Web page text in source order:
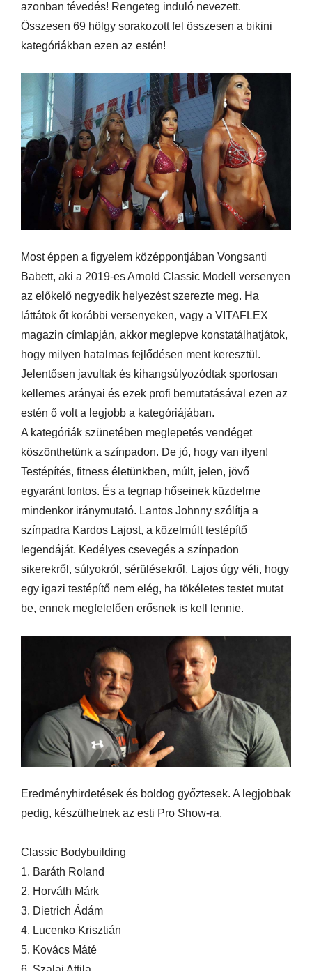
azonban tévedés! Rengeteg induló nevezett.
Összesen 69 hölgy sorakozott fel összesen a bikini
kategóriákban ezen az estén!
Most éppen a figyelem középpontjában Vongsanti
Babett, aki a 2019-es Arnold Classic Modell versenyen
az előkelő negyedik helyezést szerezte meg. Ha
láttátok őt korábbi versenyeken, vagy a VITAFLEX
magazin címlapján, akkor meglepve konstatálhatjátok,
hogy milyen hatalmas fejlődésen ment keresztül.
Jelentősen javultak és kihangsúlyozódtak sportosan
kellemes arányai és ezek profi bemutatásával ezen az
estén ő volt a legjobb a kategóriájában.
A kategóriák szünetében meglepetés vendéget
köszönthetünk a színpadon. De jó, hogy van ilyen!
Testépítés, fitness életünkben, múlt, jelen, jövő
egyaránt fontos. És a tegnap hőseinek küzdelme
mindenkor iránymutató. Lantos Johnny szólítja a
színpadra Kardos Lajost, a közelmúlt testépítő
legendáját. Kedélyes csevegés a színpadon
sikerekről, súlyokról, sérülésekről. Lajos úgy véli, hogy
egy igazi testépítő nem elég, ha tökéletes testet mutat
be, ennek megfelelően erősnek is kell lennie.
Eredményhirdetések és boldog győztesek. A legjobbak
pedig, készülhetnek az esti Pro Show-ra.
Classic Bodybuilding
1. Baráth Roland
2. Horváth Márk
3. Dietrich Ádám
4. Lucenko Krisztián
5. Kovács Máté